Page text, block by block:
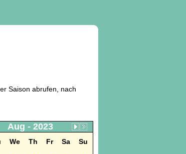
Saison abrufen, nach
Aug - 2023
We Th Fr Sa Su